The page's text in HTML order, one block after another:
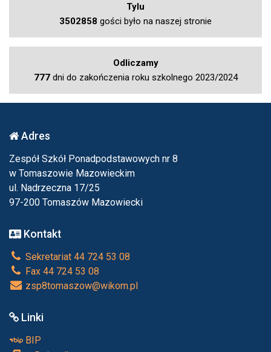
Tylu
3502858 gości było na naszej stronie
Odliczamy
777dni do zakończenia roku szkolnego 2023/2024
Adres
Zespół Szkół Ponadpodstawowych nr 8
w Tomaszowie Mazowieckim
ul. Nadrzeczna 17/25
97-200 Tomaszów Mazowiecki
Kontakt
Sekretariat 44 724 53 08
Fax 44 724 53 08
zsp8tomaszow@wikom.pl
Linki
BIP